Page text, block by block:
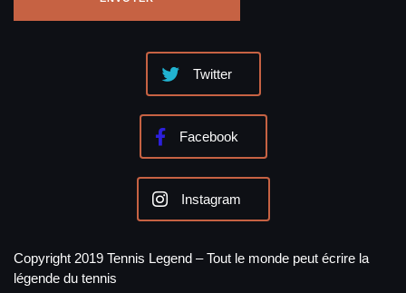
Twitter
Facebook
Instagram
Copyright 2019 Tennis Legend – Tout le monde peut écrire la
légende du tennis